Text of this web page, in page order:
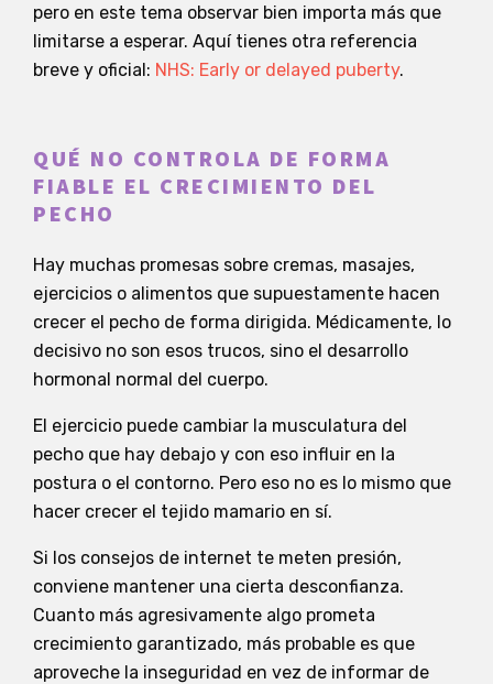
pero en este tema observar bien importa más que
limitarse a esperar. Aquí tienes otra referencia
breve y oficial: NHS: Early or delayed puberty.
QUÉ NO CONTROLA DE FORMA
FIABLE EL CRECIMIENTO DEL
PECHO
Hay muchas promesas sobre cremas, masajes,
ejercicios o alimentos que supuestamente hacen
crecer el pecho de forma dirigida. Médicamente, lo
decisivo no son esos trucos, sino el desarrollo
hormonal normal del cuerpo.
El ejercicio puede cambiar la musculatura del
pecho que hay debajo y con eso influir en la
postura o el contorno. Pero eso no es lo mismo que
hacer crecer el tejido mamario en sí.
Si los consejos de internet te meten presión,
conviene mantener una cierta desconfianza.
Cuanto más agresivamente algo prometa
crecimiento garantizado, más probable es que
aproveche la inseguridad en vez de informar de